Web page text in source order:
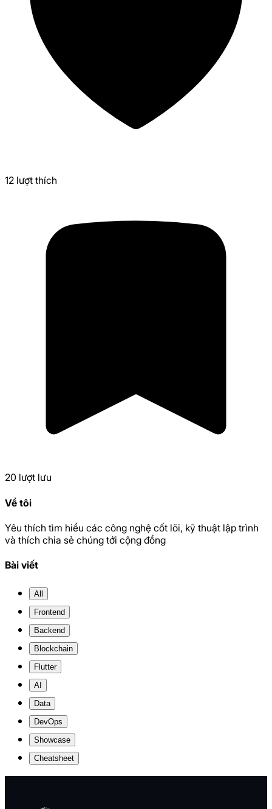
12 lượt thích
20 lượt lưu
Về tôi
Yêu thích tìm hiểu các công nghệ cốt lõi, kỹ thuật lập trình
và thích chia sẻ chúng tới cộng đồng
Bài viết
All
Frontend
Backend
Blockchain
Flutter
AI
Data
DevOps
Showcase
Cheatsheet